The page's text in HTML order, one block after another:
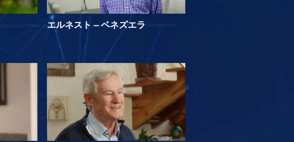
エルネスト – ベネズエラ